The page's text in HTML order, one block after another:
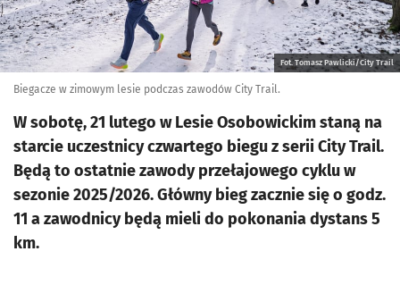
Fot. Tomasz Pawlicki/City Trail
Biegacze w zimowym lesie podczas zawodów City Trail.
W sobotę, 21 lutego w Lesie Osobowickim staną na
starcie uczestnicy czwartego biegu z serii City Trail.
Będą to ostatnie zawody przełajowego cyklu w
sezonie 2025/2026. Główny bieg zacznie się o godz.
11 a zawodnicy będą mieli do pokonania dystans 5
km.